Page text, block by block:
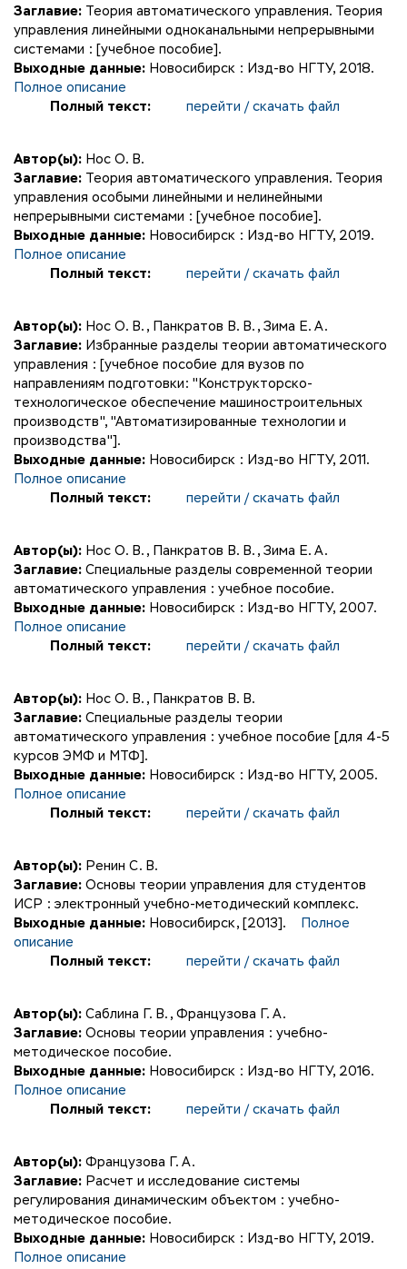
Заглавие: Теория автоматического управления. Теория
управления линейными одноканальными непрерывными
системами : [учебное пособие].
Выходные данные: Новосибирск : Изд-во НГТУ, 2018.
Полное описание
Полный текст:
перейти / скачать файл
Автор(ы): Нос О. В.
Заглавие: Теория автоматического управления. Теория
управления особыми линейными и нелинейными
непрерывными системами : [учебное пособие].
Выходные данные: Новосибирск : Изд-во НГТУ, 2019.
Полное описание
Полный текст:
перейти / скачать файл
Автор(ы): Нос О. В. , Панкратов В. В. , Зима Е. А.
Заглавие: Избранные разделы теории автоматического
управления : [учебное пособие для вузов по
направлениям подготовки: "Конструкторско-
технологическое обеспечение машиностроительных
производств", "Автоматизированные технологии и
производства"].
Выходные данные: Новосибирск : Изд-во НГТУ, 2011.
Полное описание
Полный текст:
перейти / скачать файл
Автор(ы): Нос О. В. , Панкратов В. В. , Зима Е. А.
Заглавие: Специальные разделы современной теории
автоматического управления : учебное пособие.
Выходные данные: Новосибирск : Изд-во НГТУ, 2007.
Полное описание
Полный текст:
перейти / скачать файл
Автор(ы): Нос О. В. , Панкратов В. В.
Заглавие: Специальные разделы теории
автоматического управления : учебное пособие [для 4-5
курсов ЭМФ и МТФ].
Выходные данные: Новосибирск : Изд-во НГТУ, 2005.
Полное описание
Полный текст:
перейти / скачать файл
Автор(ы): Ренин С. В.
Заглавие: Основы теории управления для студентов
ИСР : электронный учебно-методический комплекс.
Выходные данные: Новосибирск, [2013].
Полное
описание
Полный текст:
перейти / скачать файл
Автор(ы): Саблина Г. В. , Французова Г. А.
Заглавие: Основы теории управления : учебно-
методическое пособие.
Выходные данные: Новосибирск : Изд-во НГТУ, 2016.
Полное описание
Полный текст:
перейти / скачать файл
Автор(ы): Французова Г. А.
Заглавие: Расчет и исследование системы
регулирования динамическим объектом : учебно-
методическое пособие.
Выходные данные: Новосибирск : Изд-во НГТУ, 2019.
Полное описание